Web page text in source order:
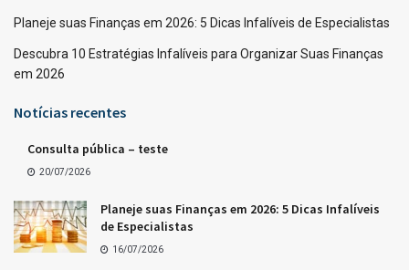
Planeje suas Finanças em 2026: 5 Dicas Infalíveis de Especialistas
Descubra 10 Estratégias Infalíveis para Organizar Suas Finanças
em 2026
Notícias recentes
Consulta pública – teste
20/07/2026
Planeje suas Finanças em 2026: 5 Dicas Infalíveis
de Especialistas
16/07/2026